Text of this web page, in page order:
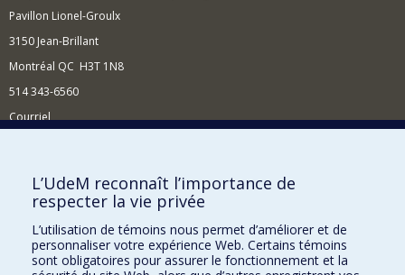
Pavillon Lionel-Groulx
3150 Jean-Brillant
Montréal QC H3T 1N8
514 343-6560
Courriel
Comment soutenir le Département?
BESOIN D'AIDE?
Plan du site
Signaler une erreur
L’UdeM reconnaît l’importance de
respecter la vie privée
L’utilisation de témoins nous permet d’améliorer et de
personnaliser votre expérience Web. Certains témoins
sont obligatoires pour assurer le fonctionnement et la